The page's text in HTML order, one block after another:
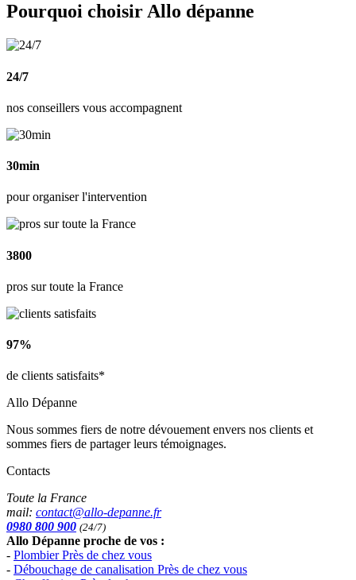
Pourquoi choisir Allo dépanne
24/7
nos conseillers vous accompagnent
30min
pour organiser l'intervention
3800
pros sur toute la France
97%
de clients satisfaits*
Allo Dépanne
Nous sommes fiers de notre dévouement envers nos clients et
sommes fiers de partager leurs témoignages.
Contacts
Toute la France
mail: contact@allo-depanne.fr
0980 800 900 (24/7)
Allo Dépanne proche de vos :
- Plombier Près de chez vous
- Débouchage de canalisation Près de chez vous